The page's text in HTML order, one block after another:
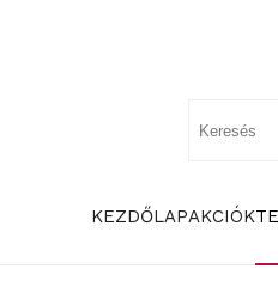
KEZDŐLAPAKCIÓK